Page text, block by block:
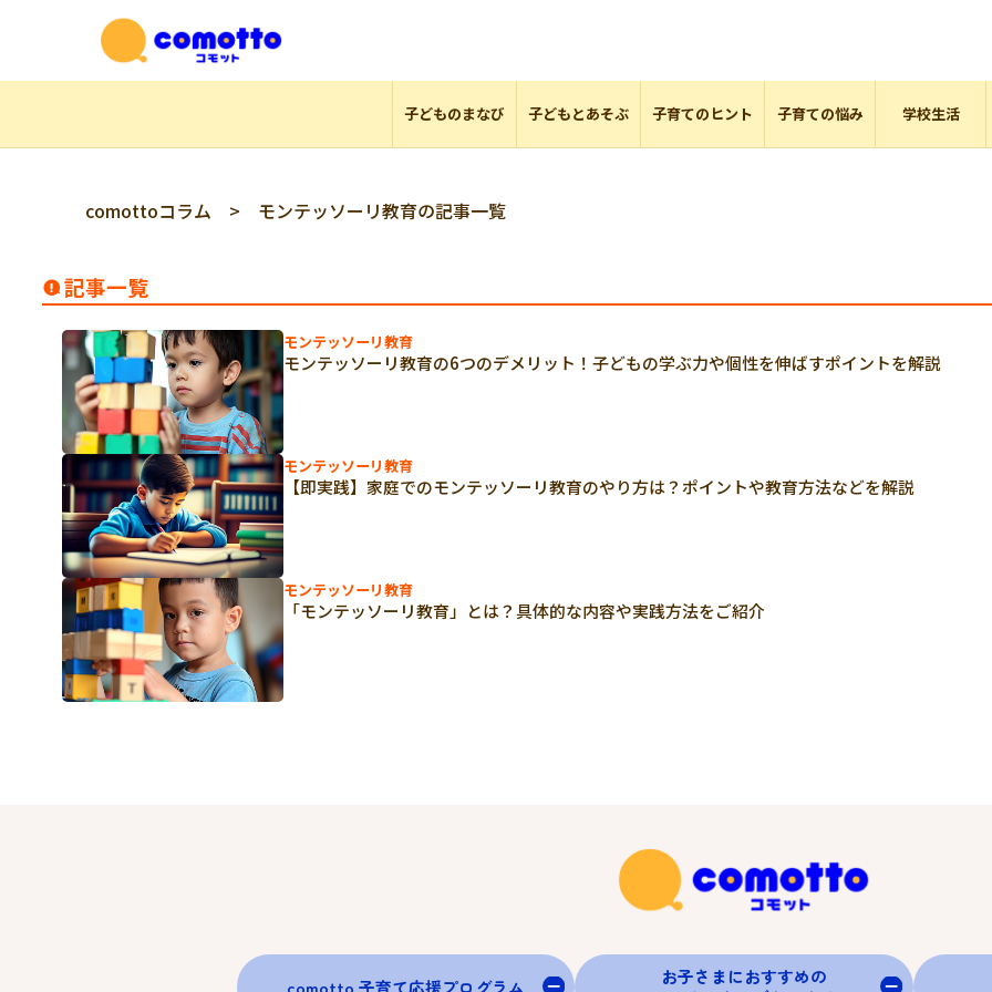
子どものまなび 子どもとあそぶ 子育てのヒント 子育ての悩み 学校生活
comottoコラム > モンテッソーリ教育の記事一覧
記事一覧
モンテッソーリ教育
モンテッソーリ教育の6つのデメリット！子どもの学ぶ力や個性を伸ばすポイントを解説
モンテッソーリ教育
【即実践】家庭でのモンテッソーリ教育のやり方は？ポイントや教育方法などを解説
モンテッソーリ教育
「モンテッソーリ教育」とは？具体的な内容や実践方法をご紹介
comotto 子育て応援プログラム
お子さまにおすすめの